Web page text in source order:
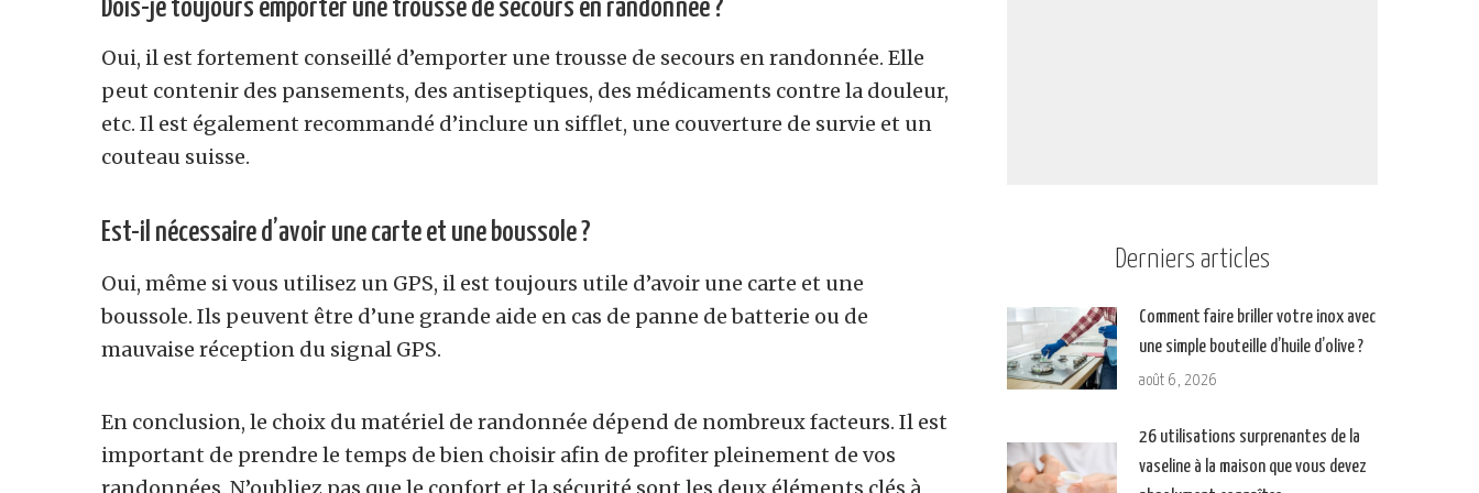
Dois-je toujours emporter une trousse de secours en randonnée ?
Oui, il est fortement conseillé d’emporter une trousse de secours en randonnée. Elle
peut contenir des pansements, des antiseptiques, des médicaments contre la douleur,
etc. Il est également recommandé d’inclure un sifflet, une couverture de survie et un
couteau suisse.
Est-il nécessaire d’avoir une carte et une boussole ?
Oui, même si vous utilisez un GPS, il est toujours utile d’avoir une carte et une
boussole. Ils peuvent être d’une grande aide en cas de panne de batterie ou de
mauvaise réception du signal GPS.
En conclusion, le choix du matériel de randonnée dépend de nombreux facteurs. Il est
important de prendre le temps de bien choisir afin de profiter pleinement de vos
randonnées. N’oubliez pas que le confort et la sécurité sont les deux éléments clés à
Derniers articles
Comment faire briller votre inox avec
une simple bouteille d’huile d’olive ?
août 6, 2026
26 utilisations surprenantes de la
vaseline à la maison que vous devez